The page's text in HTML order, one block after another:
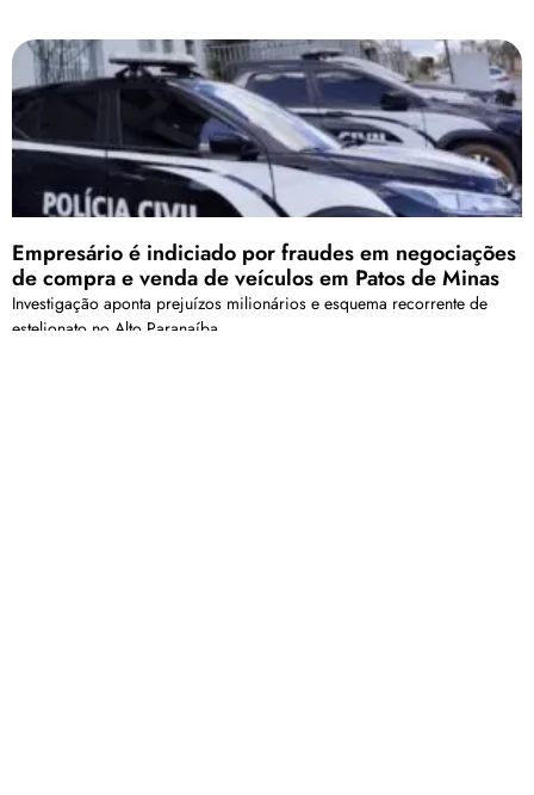
Empresário é indiciado por fraudes em negociações
de compra e venda de veículos em Patos de Minas
Investigação aponta prejuízos milionários e esquema recorrente de
estelionato no Alto Paranaíba